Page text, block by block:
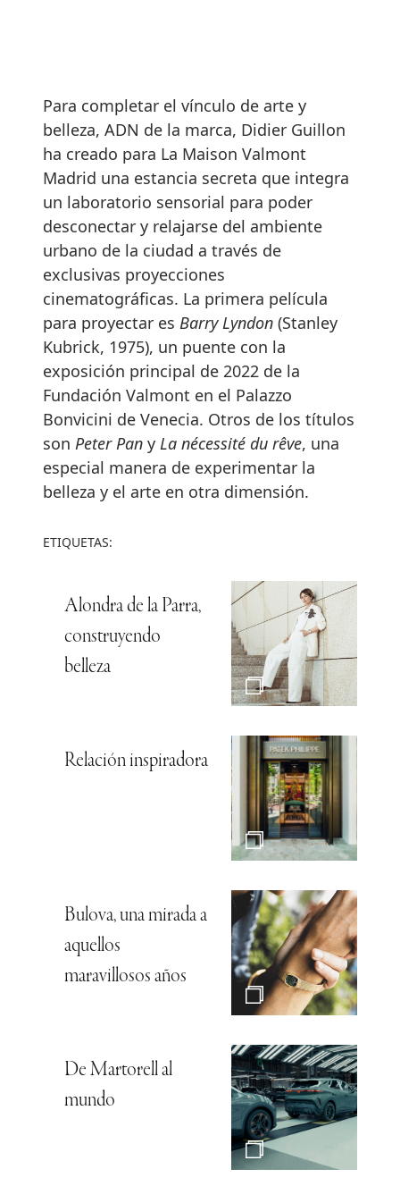
Para completar el vínculo de arte y
belleza, ADN de la marca, Didier Guillon
ha creado para La Maison Valmont
Madrid una estancia secreta que integra
un laboratorio sensorial para poder
desconectar y relajarse del ambiente
urbano de la ciudad a través de
exclusivas proyecciones
cinematográficas. La primera película
para proyectar es Barry Lyndon (Stanley
Kubrick, 1975), un puente con la
exposición principal de 2022 de la
Fundación Valmont en el Palazzo
Bonvicini de Venecia. Otros de los títulos
son Peter Pan y La nécessité du rêve, una
especial manera de experimentar la
belleza y el arte en otra dimensión.
ETIQUETAS:
Alondra de la Parra,
construyendo
belleza
Relación inspiradora
Bulova, una mirada a
aquellos
maravillosos años
De Martorell al
mundo